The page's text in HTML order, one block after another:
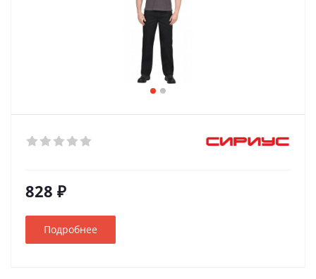
828 ₽
Подробнее